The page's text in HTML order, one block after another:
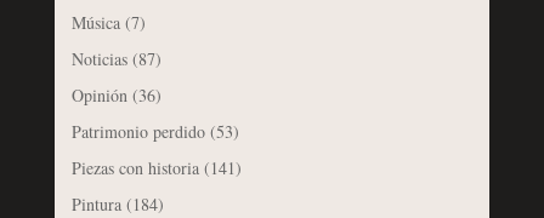
Música(7)
Noticias(87)
Opinión (36)
Patrimonio perdido(53)
Piezas con historia(141)
Pintura(184)